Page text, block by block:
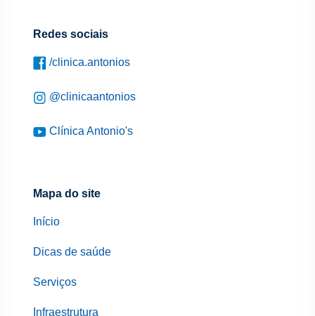
Redes sociais
/clinica.antonios
@clinicaantonios
Clínica Antonio's
Mapa do site
Início
Dicas de saúde
Serviços
Infraestrutura